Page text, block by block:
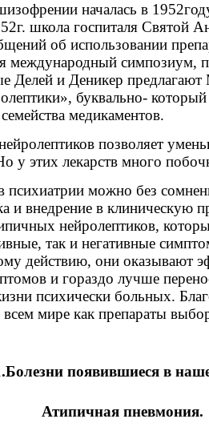
началась в
школа госпиталя Святой
об использовании
международный симпозиум,
Делей и Деникер
буквально- который
медикаментов.
позволяет
у этих лекарств много
можно без
и внедрение в клиническую
нейролептиков,
так и негативные
действию, они оказывают
и гораздо лучше
психически больных.
всем мире как препараты
появившиеся в
Атипичная пневмония.